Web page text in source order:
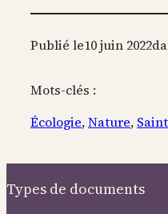
Publié le10 juin 2022
Mots-clés :
Écologie, Nature,
Types de documents